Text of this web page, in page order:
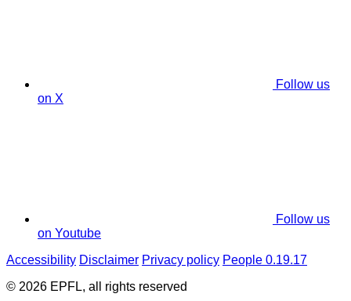
Follow us
on X
Follow us
on Youtube
Accessibility Disclaimer Privacy policy People 0.19.17
© 2026 EPFL, all rights reserved